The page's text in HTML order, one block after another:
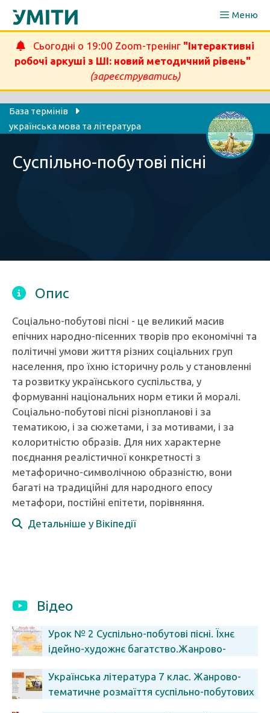
Перейти
Меню
Сьогодні о 19:00 Zoom-тренінг "Інтерактивні
робочі аркуші з ШІ: новий методичний рівень"
(зареєструватись)
База термінів
українська мова та література
Суспільно-побутові пісні
Опис
Соціально-побутові пісні - це великий масив
епічних народно-пісенних творів про економічні та
політичні умови життя різних соціальних груп
населення, про їхню історичну роль у становленні
та розвитку українського суспільства, у
формуванні національних норм етики й моралі.
Соціально-побутові пісні різнопланові і за
тематикою, і за сюжетами, і за мотивами, і за
колоритністю образів. Для них характерне
поєднання реалістичної конкретності з
метафорично-символічною образністю, вони
багаті на традиційні для народного епосу
метафори, постійні епітети, порівняння.
Детальніше у Вікіпедії
Відео
Урок № 2 Суспільно-побутові пісні. Їхнє
ідейно-художнє багатство.Жанрово-
Українська література 7 клас. Жанрово-
тематичне розмаїття суспільно-побутових